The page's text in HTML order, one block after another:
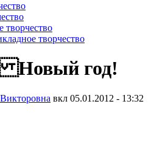
творчество
творчество
Новый год!
вкл 05.01.2012 - 13:32